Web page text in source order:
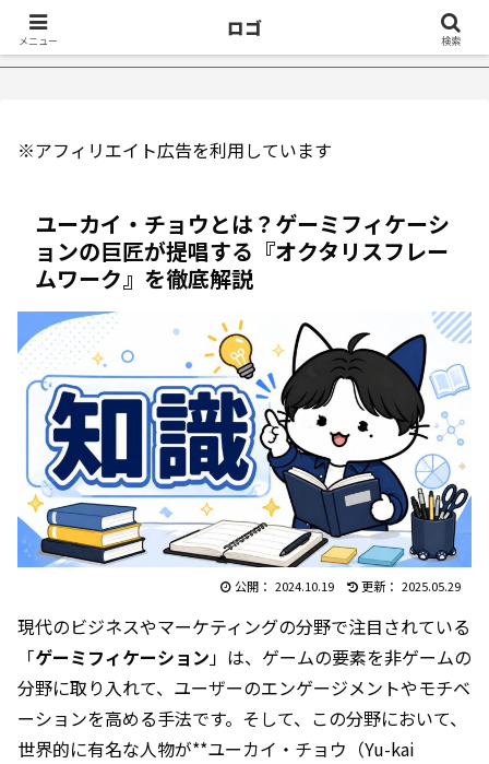
きっかけ５選｜不眠症体験談 【18万再生】YouTube：う
※アフィリエイト広告を利用しています
ユーカイ・チョウとは？ゲーミフィケーシ
ョンの巨匠が提唱する『オクタリスフレー
ムワーク』を徹底解説
2024.10.19 2025.05.29
現代のビジネスやマーケティングの分野で注目されている
「ゲーミフィケーション」は、ゲームの要素を非ゲームの
分野に取り入れて、ユーザーのエンゲージメントやモチベ
ーションを高める手法です。そして、この分野において、
世界的に有名な人物が**ユーカイ・チョウ（Yu-kai
メニュー
ロゴ
検索